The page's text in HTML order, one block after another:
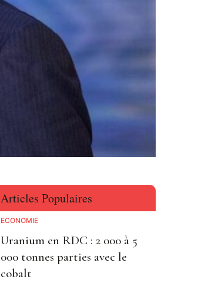
Articles Populaires
ECONOMIE
Uranium en RDC : 2 000 à 5
000 tonnes parties avec le
cobalt